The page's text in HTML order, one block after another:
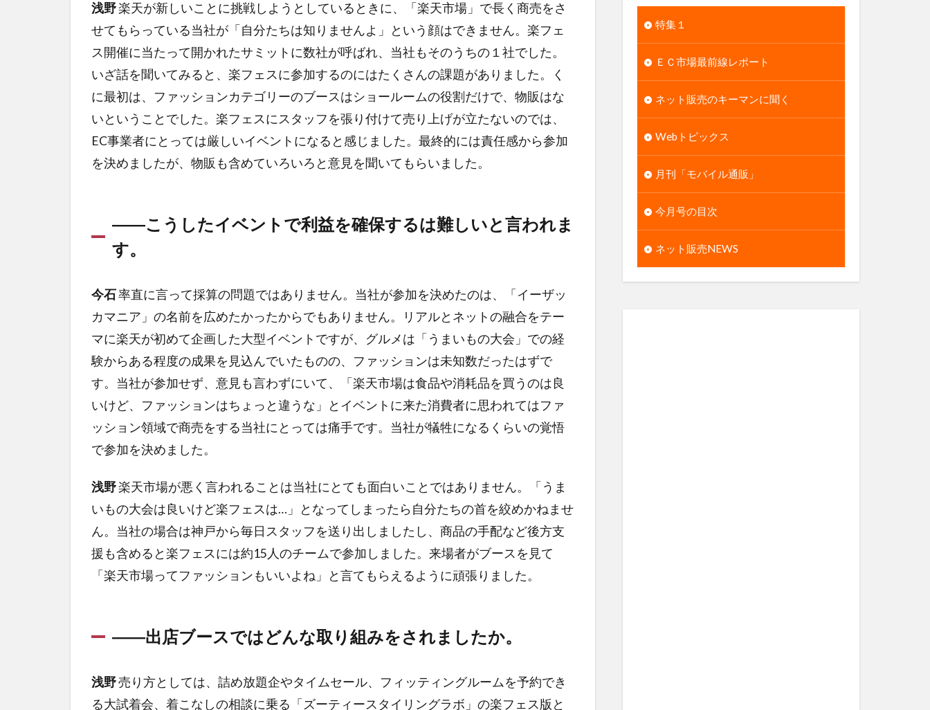
浅野楽天が新しいことに挑戦しようとしているときに、「楽天市場」で長く商売をさ
せてもらっている当社が「自分たちは知りませんよ」という顔はできません。楽フェ
ス開催に当たって開かれたサミットに数社が呼ばれ、当社もそのうちの１社でした。
いざ話を聞いてみると、楽フェスに参加するのにはたくさんの課題がありました。く
に最初は、ファッションカテゴリーのブースはショールームの役割だけで、物販はな
いということでした。楽フェスにスタッフを張り付けて売り上げが立たないのでは、
EC事業者にとっては厳しいイベントになると感じました。最終的には責任感から参加
を決めましたが、物販も含めていろいろと意見を聞いてもらいました。
――こうしたイベントで利益を確保するは難しいと言われま
す。
今石率直に言って採算の問題ではありません。当社が参加を決めたのは、「イーザッ
カマニア」の名前を広めたかったからでもありません。リアルとネットの融合をテー
マに楽天が初めて企画した大型イベントですが、グルメは「うまいもの大会」での経
験からある程度の成果を見込んでいたものの、ファッションは未知数だったはずで
す。当社が参加せず、意見も言わずにいて、「楽天市場は食品や消耗品を買うのは良
いけど、ファッションはちょっと違うな」とイベントに来た消費者に思われてはファ
ッション領域で商売をする当社にとっては痛手です。当社が犠牲になるくらいの覚悟
で参加を決めました。
浅野楽天市場が悪く言われることは当社にとても面白いことではありません。「うま
いもの大会は良いけど楽フェスは…」となってしまったら自分たちの首を絞めかねませ
ん。当社の場合は神戸から毎日スタッフを送り出しましたし、商品の手配など後方支
援も含めると楽フェスには約15人のチームで参加しました。来場者がブースを見て
「楽天市場ってファッションもいいよね」と言てもらえるように頑張りました。
――出店ブースではどんな取り組みをされましたか。
浅野売り方としては、詰め放題企やタイムセール、フィッティングルームを予約でき
る大試着会、着こなしの相談に乗る「ズーティースタイリングラボ」の楽フェス版と
特集１
ＥＣ市場最前線レポート
ネット販売のキーマンに聞く
Webトピックス
月刊「モバイル通販」
今月号の目次
ネット販売NEWS